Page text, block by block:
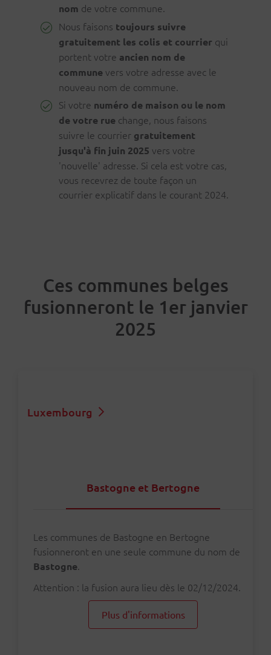
nom de votre commune.
Nous faisons toujours suivre
gratuitement les colis et courrier qui
portent votre ancien nom de
commune vers votre adresse avec le
nouveau nom de commune.
Si votre numéro de maison ou le nom
de votre rue change, nous faisons
suivre le courrier gratuitement
jusqu'à fin juin 2025 vers votre
'nouvelle' adresse. Si cela est votre cas,
vous recevrez de toute façon un
courrier explicatif dans le courant 2024.
Ces communes belges
fusionneront le 1er janvier
2025
Luxembourg
Bastogne et Bertogne
Les communes de Bastogne en Bertogne
fusionneront en une seule commune du nom de
Bastogne.
Attention : la fusion aura lieu dès le 02/12/2024.
Plus d'informations